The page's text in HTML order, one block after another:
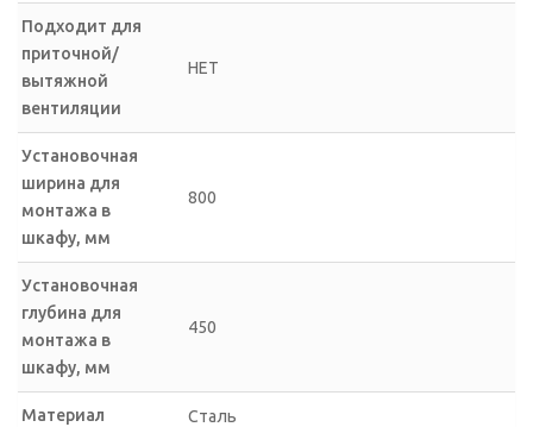
Подходит для
приточной/
вытяжной
вентиляции
НЕТ
Установочная
ширина для
монтажа в
шкафу, мм
800
Установочная
глубина для
монтажа в
шкафу, мм
450
Материал Сталь